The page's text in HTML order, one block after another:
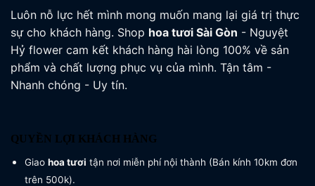
Luôn nỗ lực hết mình mong muốn mang lại giá trị thực
sự cho khách hàng. Shop hoa tươi Sài Gòn - Nguyệt
Hỷ flower cam kết khách hàng hài lòng 100% về sản
phẩm và chất lượng phục vụ của mình. Tận tâm -
Nhanh chóng - Uy tín.
QUYỀN LỢI KHÁCH HÀNG
Giao hoa tươi tận nơi miễn phí nội thành (Bán kính 10km đơn
trên 500k).